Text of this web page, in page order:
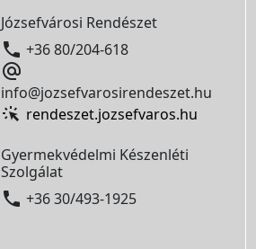
Józsefvárosi Rendészet
 +36 80/204-618

info@jozsefvarosirendeszet.hu
rendeszet.jozsefvaros.hu
Gyermekvédelmi Készenléti
Szolgálat
 +36 30/493-1925